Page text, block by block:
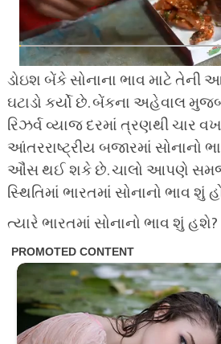
ડોઇશ બેંકે સોનાના ભાવ માટે તેની
ઘટાડો કર્યો છે. બેંકના અહેવાલ
રિઝર્વ વ્યાજ દરમાં ત્રણથી ચાર
આંતરરાષ્ટ્રીય બજારમાં સોનાનો
ઔંસ થઈ શકે છે. ચાલો આપણે
સ્થિતિમાં ભારતમાં સોનાનો ભાવ શું
ત્યારે ભારતમાં સોનાનો ભાવ શું હશે?